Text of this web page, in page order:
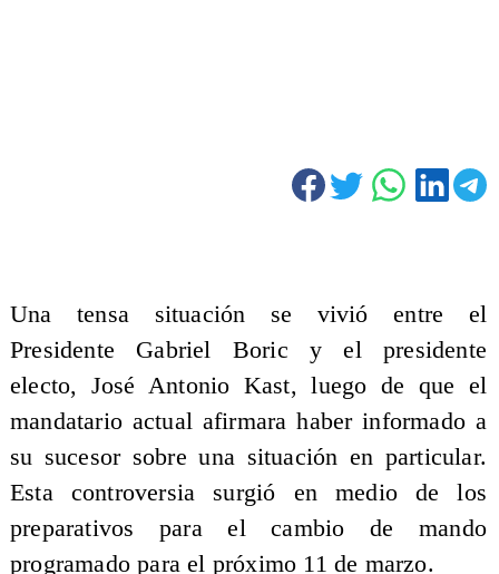
Una tensa situación se vivió entre el
Presidente Gabriel Boric y el presidente
electo, José Antonio Kast, luego de que el
mandatario actual afirmara haber informado a
su sucesor sobre una situación en particular.
Esta controversia surgió en medio de los
preparativos para el cambio de mando
programado para el próximo 11 de marzo.